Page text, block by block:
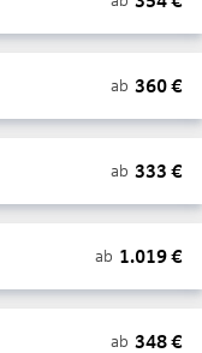
ab 360€
ab 333 €
ab 1.019€
ab 348€